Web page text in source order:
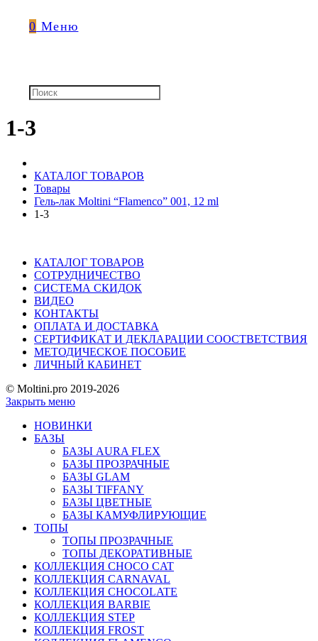
0 Меню
1-3
КАТАЛОГ ТОВАРОВ
Товары
Гель-лак Moltini “Flamenco” 001, 12 ml
1-3
КАТАЛОГ ТОВАРОВ
СОТРУДНИЧЕСТВО
СИСТЕМА СКИДОК
ВИДЕО
КОНТАКТЫ
ОПЛАТА И ДОСТАВКА
СЕРТИФИКАТ И ДЕКЛАРАЦИИ СООСТВЕТСТВИЯ
МЕТОДИЧЕСКОЕ ПОСОБИЕ
ЛИЧНЫЙ КАБИНЕТ
© Moltini.pro 2019-2026
Закрыть меню
НОВИНКИ
БАЗЫ
БАЗЫ AURA FLEX
БАЗЫ ПРОЗРАЧНЫЕ
БАЗЫ GLAM
БАЗЫ TIFFANY
БАЗЫ ЦВЕТНЫЕ
БАЗЫ КАМУФЛИРУЮЩИЕ
ТОПЫ
ТОПЫ ПРОЗРАЧНЫЕ
ТОПЫ ДЕКОРАТИВНЫЕ
КОЛЛЕКЦИЯ CHOCO CAT
КОЛЛЕКЦИЯ CARNAVAL
КОЛЛЕКЦИЯ CHOCOLATE
КОЛЛЕКЦИЯ BARBIE
КОЛЛЕКЦИЯ STEP
КОЛЛЕКЦИЯ FROST